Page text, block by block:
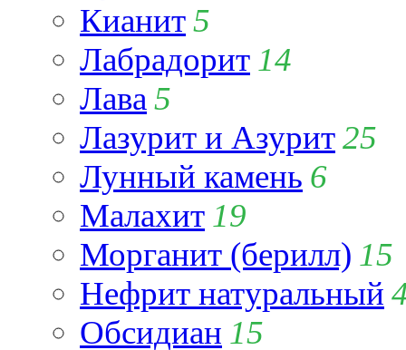
Кианит5
Лабрадорит 14
Лава 5
Лазурит и Азурит25
Лунный камень 6
Малахит 19
Морганит (берилл) 15
Нефрит натуральный
Обсидиан 15